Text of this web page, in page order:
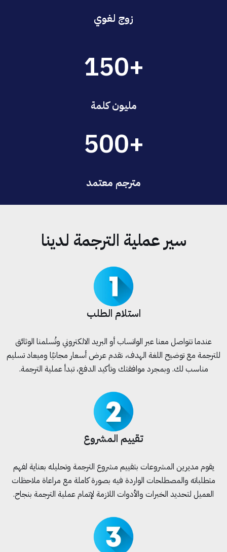
زوج لغوي
+150
مليون كلمة
+500
مترجم معتمد
سير عملية الترجمة لدينا
استلام الطلب
عندما تتواصل معنا عبر الواتساب أو البريد الالكتروني وتُسلمنا الوثائق
للترجمة مع توضيح اللغة الهدف، نقدم عرض أسعار مجانيًا وميعاد تسليم
مناسب لك. وبمجرد موافقتك وتأكيد الدفع، تبدأ عملية الترجمة.
تقييم المشروع
يقوم مديرين المشروعات بتقييم مشروع الترجمة وتحليله بعناية لفهم
متطلباته والمصطلحات الواردة فيه بصورة كاملة مع مراعاة ملاحظات
العميل لتحديد الخبرات والأدوات اللازمة لإتمام عملية الترجمة بنجاح.